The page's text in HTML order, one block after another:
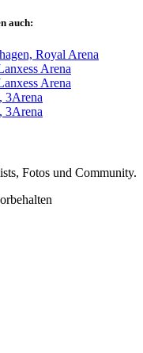
auch:
Royal Arena
Arena
Arena
3Arena
3Arena
Fotos und Community.